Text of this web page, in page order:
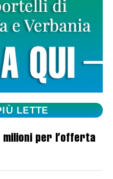
LETTE
milioni per l’offerta